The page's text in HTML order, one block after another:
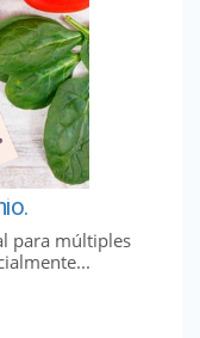
para múltiples